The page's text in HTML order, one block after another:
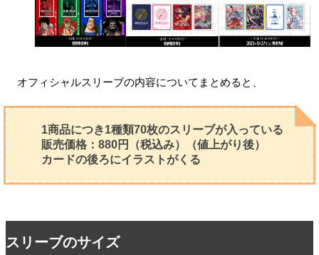
オフィシャルスリーブの内容についてまとめると、
1商品につき1種類70枚のスリーブが入っている
販売価格：880円（税込み）（値上がり後）
カードの後ろにイラストがくる
スリーブのサイズ